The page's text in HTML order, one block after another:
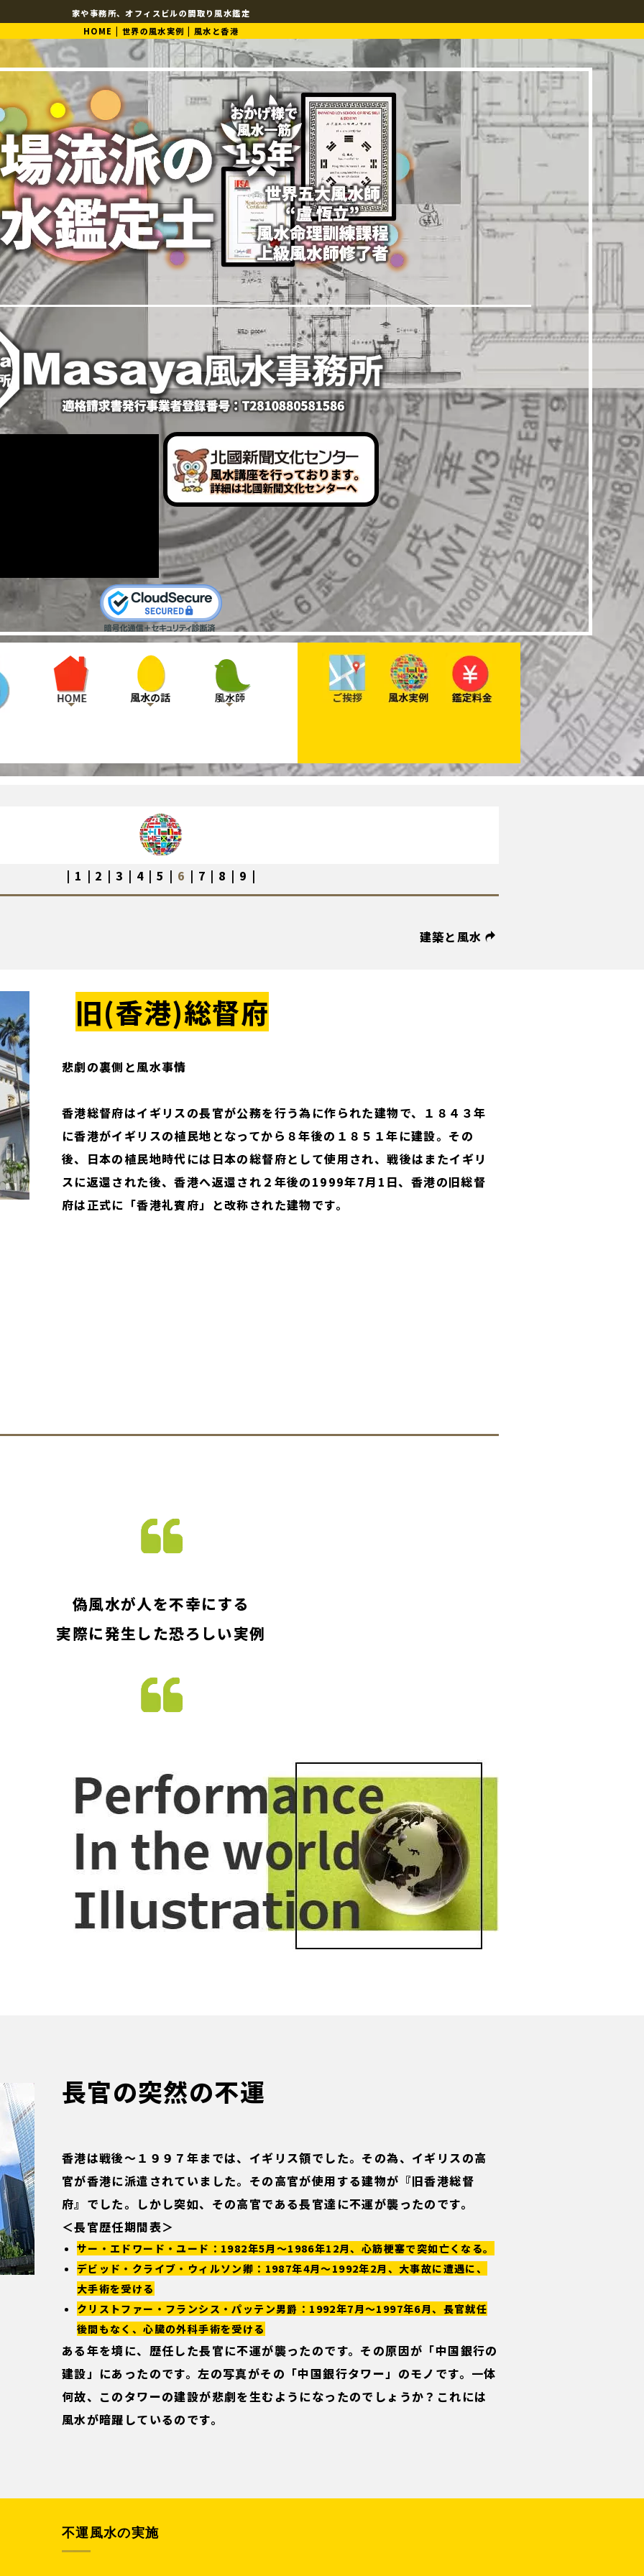
家や事務所、オフィスビルの間取り風水鑑定
HOME
世界の風水実例 風水と香港
| 1 | 2 | 3 | 4 | 5 | 6 | 7 | 8 | 9 |
建築と風水
旧(香港)総督府
悲劇の裏側と風水事情
香港総督府はイギリスの長官が公務を行う為に作られた建物で、１８４３年
に香港がイギリスの植民地となってから８年後の１８５１年に建設。その
後、日本の植民地時代には日本の総督府として使用され、戦後はまたイギリ
スに返還された後、香港へ返還され２年後の1999年7月1日、香港の旧総督
府は正式に「香港礼賓府」と改称された建物です。
偽風水が人を不幸にする
実際に発生した恐ろしい実例
長官の突然の不運
香港は戦後～１９９７年までは、イギリス領でした。その為、イギリスの高
官が香港に派遣されていました。その高官が使用する建物が『旧香港総督
府』でした。しかし突如、その高官である長官達に不運が襲ったのです。
＜長官歴任期間表＞
サー・エドワード・ユード：1982年5月～1986年12月、心筋梗塞で突如亡くなる。
デビッド・クライブ・ウィルソン卿：1987年4月～1992年2月、大事故に遭遇に、
大手術を受ける
クリストファー・フランシス・パッテン男爵：1992年7月～1997年6月、長官就任
後間もなく、心臓の外科手術を受ける
ある年を境に、歴任した長官に不運が襲ったのです。その原因が「中国銀行の
建設」にあったのです。左の写真がその「中国銀行タワー」のモノです。一体
何故、このタワーの建設が悲劇を生むようになったのでしょうか？これには
風水が暗躍しているのです。
不運風水の実施